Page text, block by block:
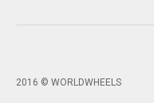
2016 © WORLDWHEELS